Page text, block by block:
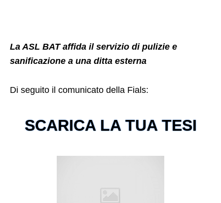
La ASL BAT affida il servizio di pulizie e
sanificazione a una ditta esterna
Di seguito il comunicato della Fials:
SCARICA LA TUA TESI